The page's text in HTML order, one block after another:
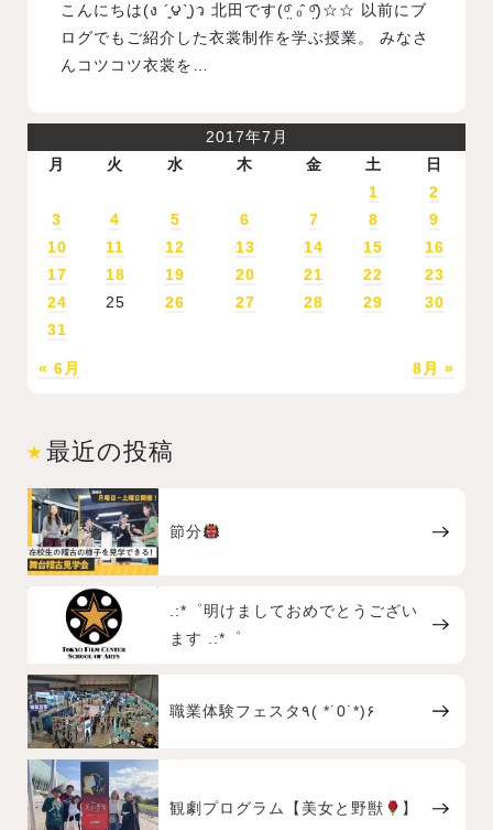
こんにちは(ง ´͈౪`͈)ว 北田です(ᵒ̤̑ ₀̑ ᵒ̤̑)☆☆ 以前にブ
ログでもご紹介した衣裳制作を学ぶ授業。 みなさ
んコツコツ衣裳を…
2017年7月
月
火 水 木 金 土 日
« 6月 8月 »
1
2
3
4 5 6 7 8
9
10
11 12 13 14 15
16
17
18 19 20 21 22
23
24
25 26 27 28 29
30
31
最近の投稿
節分
.:*゜明けましておめでとうござい
ます .:*゜
職業体験フェスタ٩( *˙0˙*)۶
観劇プログラム【美女と野獣 】